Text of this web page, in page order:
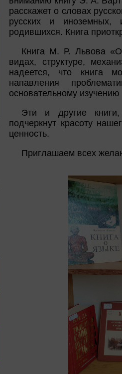
расскажет о словах
русских и иноземных,
родившихся. Книга
Книга М. Р. Львова
видах, структуре,
надеется, что книга
напавления
основательному
Эти и другие
подчеркнут красоту
ценность.
Приглашаем всех